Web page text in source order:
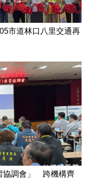
市道林口八里交通再
協調會」 跨機構齊